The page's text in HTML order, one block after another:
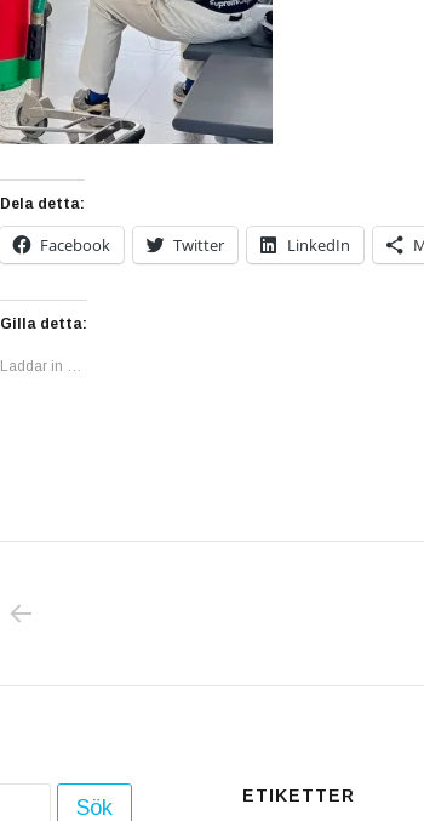
Dela detta:
Facebook Twitter LinkedIn
Gilla detta:
Laddar in …
ETIKETTER